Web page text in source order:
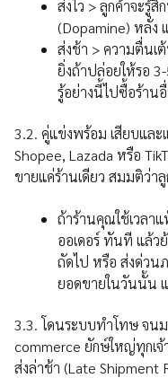
ส่งไว > ลูกค้าจะรู้สึ
(Dopamine) หลั่ง
ส่งช้า > ความตื่นเ
ยิ่งถ้าปล่อยให้รอ
รู้อย่างนี้ไปซื้อร้าน
3.2. คู่แข่งพร้อม เสียบแล
Shopee, Lazada หรือ
ขายแค่ร้านเดียว สมมติว่าลู
ถ้าร้านคุณใช้เวลา
ออเดอร์ ทันที แล้ว
ถัดไป หรือ ส่งด่วน
ยอดขายในวันนั้น แ
3.3. โดนระบบทำโทษ จน
commerce ยักษ์ใหญ่ทุกเจ้
ส่งล่าช้า (Late